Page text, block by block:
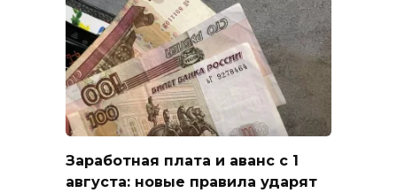
Заработная плата и аванс с 1
августа: новые правила ударят